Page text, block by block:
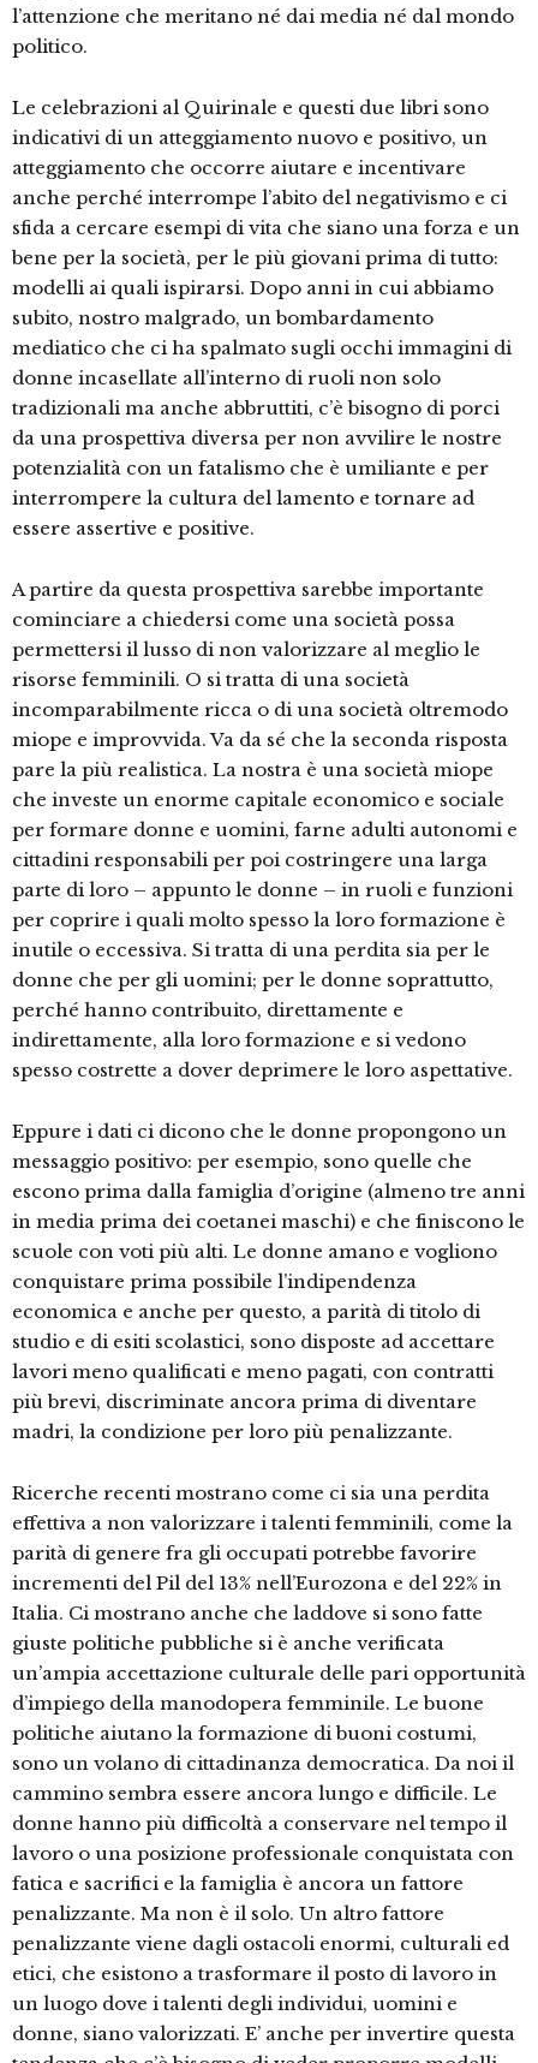
l’attenzione che meritano né dai media né dal mondo
politico.
Le celebrazioni al Quirinale e questi due libri sono
indicativi di un atteggiamento nuovo e positivo, un
atteggiamento che occorre aiutare e incentivare
anche perché interrompe l’abito del negativismo e ci
sfida a cercare esempi di vita che siano una forza e un
bene per la società, per le più giovani prima di tutto:
modelli ai quali ispirarsi. Dopo anni in cui abbiamo
subito, nostro malgrado, un bombardamento
mediatico che ci ha spalmato sugli occhi immagini di
donne incasellate all’interno di ruoli non solo
tradizionali ma anche abbruttiti, c’è bisogno di porci
da una prospettiva diversa per non avvilire le nostre
potenzialità con un fatalismo che è umiliante e per
interrompere la cultura del lamento e tornare ad
essere assertive e positive.
A partire da questa prospettiva sarebbe importante
cominciare a chiedersi come una società possa
permettersi il lusso di non valorizzare al meglio le
risorse femminili. O si tratta di una società
incomparabilmente ricca o di una società oltremodo
miope e improvvida. Va da sé che la seconda risposta
pare la più realistica. La nostra è una società miope
che investe un enorme capitale economico e sociale
per formare donne e uomini, farne adulti autonomi e
cittadini responsabili per poi costringere una larga
parte di loro – appunto le donne – in ruoli e funzioni
per coprire i quali molto spesso la loro formazione è
inutile o eccessiva. Si tratta di una perdita sia per le
donne che per gli uomini; per le donne soprattutto,
perché hanno contribuito, direttamente e
indirettamente, alla loro formazione e si vedono
spesso costrette a dover deprimere le loro aspettative.
Eppure i dati ci dicono che le donne propongono un
messaggio positivo: per esempio, sono quelle che
escono prima dalla famiglia d’origine (almeno tre anni
in media prima dei coetanei maschi) e che finiscono le
scuole con voti più alti. Le donne amano e vogliono
conquistare prima possibile l’indipendenza
economica e anche per questo, a parità di titolo di
studio e di esiti scolastici, sono disposte ad accettare
lavori meno qualificati e meno pagati, con contratti
più brevi, discriminate ancora prima di diventare
madri, la condizione per loro più penalizzante.
Ricerche recenti mostrano come ci sia una perdita
effettiva a non valorizzare i talenti femminili, come la
parità di genere fra gli occupati potrebbe favorire
incrementi del Pil del 13% nell’Eurozona e del 22% in
Italia. Ci mostrano anche che laddove si sono fatte
giuste politiche pubbliche si è anche verificata
un’ampia accettazione culturale delle pari opportunità
d’impiego della manodopera femminile. Le buone
politiche aiutano la formazione di buoni costumi,
sono un volano di cittadinanza democratica. Da noi il
cammino sembra essere ancora lungo e difficile. Le
donne hanno più difficoltà a conservare nel tempo il
lavoro o una posizione professionale conquistata con
fatica e sacrifici e la famiglia è ancora un fattore
penalizzante. Ma non è il solo. Un altro fattore
penalizzante viene dagli ostacoli enormi, culturali ed
etici, che esistono a trasformare il posto di lavoro in
un luogo dove i talenti degli individui, uomini e
donne, siano valorizzati. E’ anche per invertire questa